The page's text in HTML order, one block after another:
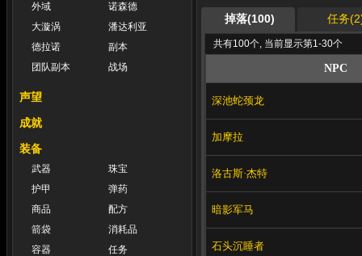
外域
诺森德
大漩涡
潘达利亚
德拉诺
副本
团队副本
战场
声望
成就
装备
武器
珠宝
护甲
弹药
商品
配方
箭袋
消耗品
容器
任务
掉落(100) 任务
共有100个, 当前显示第1-30个
NPC
深池蛇颈龙
加摩拉
洛古斯·杰特
暗影军马
石头沉睡者